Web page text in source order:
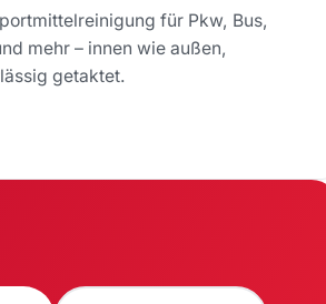
für Pkw, Bus,
mehr – innen wie außen,
getaktet.